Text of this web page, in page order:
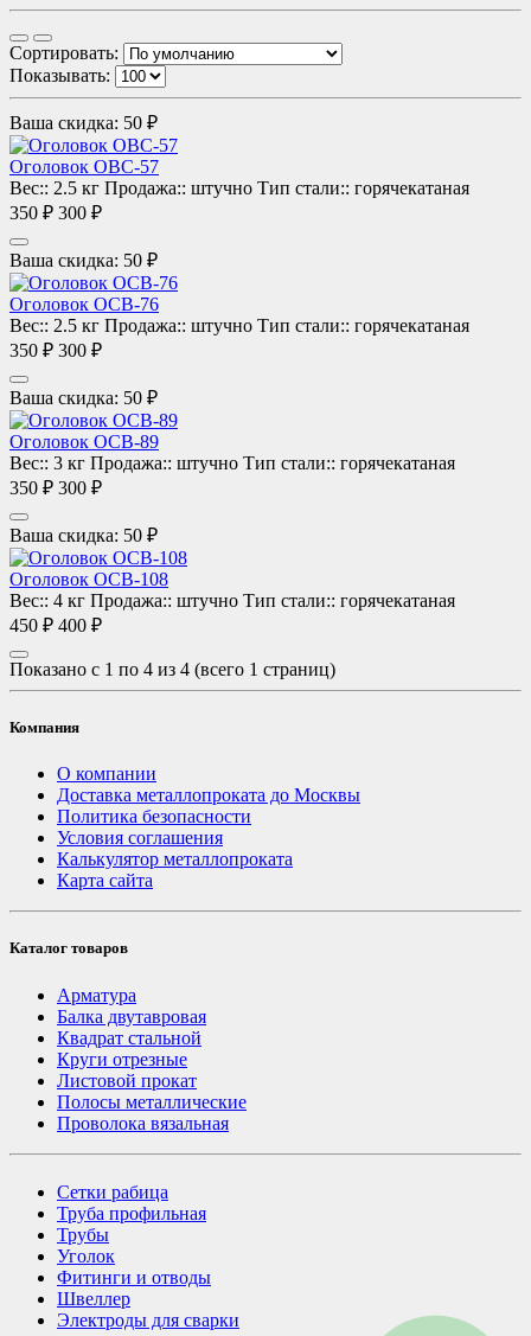
Сортировать:
Показывать:
Ваша скидка: 50 ₽
Оголовок ОВС-57
Вес:: 2.5 кг Продажа:: штучно Тип стали:: горячекатаная
350 ₽ 300 ₽
Ваша скидка: 50 ₽
Оголовок ОСВ-76
Вес:: 2.5 кг Продажа:: штучно Тип стали:: горячекатаная
350 ₽ 300 ₽
Ваша скидка: 50 ₽
Оголовок ОСВ-89
Вес:: 3 кг Продажа:: штучно Тип стали:: горячекатаная
350 ₽ 300 ₽
Ваша скидка: 50 ₽
Оголовок ОСВ-108
Вес:: 4 кг Продажа:: штучно Тип стали:: горячекатаная
450 ₽ 400 ₽
Показано с 1 по 4 из 4 (всего 1 страниц)
Компания
О компании
Доставка металлопроката до Москвы
Политика безопасности
Условия соглашения
Калькулятор металлопроката
Карта сайта
Каталог товаров
Арматура
Балка двутавровая
Квадрат стальной
Круги отрезные
Листовой прокат
Полосы металлические
Проволока вязальная
Сетки рабица
Труба профильная
Трубы
Уголок
Фитинги и отводы
Швеллер
Электроды для сварки